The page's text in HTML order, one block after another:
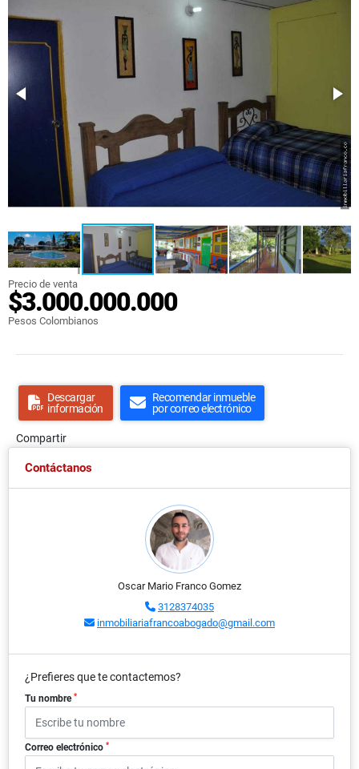
Precio de venta
$3.000.000.000
Pesos Colombianos
Descargar
información
Recomendar inmueble
por correo electrónico
Compartir
Contáctanos
Oscar Mario Franco Gomez
3128374035
inmobiliariafrancoabogado@gmail.com
¿Prefieres que te contactemos?
Tu nombre *
Correo electrónico *